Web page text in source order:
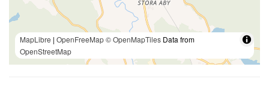
MapLibre | OpenFreeMap© OpenMapTiles Data from
OpenStreetMap